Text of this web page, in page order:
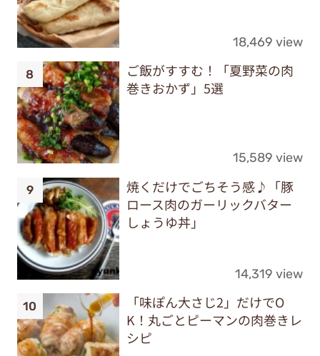
18,469 view
ご飯がすすむ！「夏野菜の肉
巻きおかず」5選
15,589 view
焼くだけでごちそう感♪「豚
ロース肉のガーリックバター
しょうゆ丼」
14,319 view
「味ぽん大さじ2」だけでO
K！丸ごとピーマンの肉巻きレ
シピ